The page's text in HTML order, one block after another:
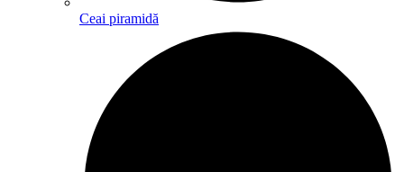
Ceai piramidă